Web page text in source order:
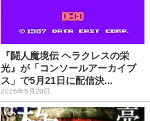
『闘人魔境伝 ヘラクレスの栄
光』が「コンソールアーカイブ
ス」で5月21日に配信決...
2026年5月20日